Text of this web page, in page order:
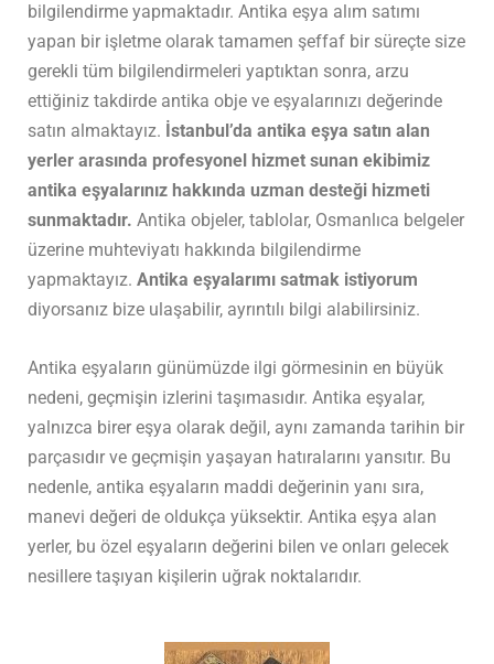
bilgilendirme yapmaktadır. Antika eşya alım satımı
yapan bir işletme olarak tamamen şeffaf bir süreçte size
gerekli tüm bilgilendirmeleri yaptıktan sonra, arzu
ettiğiniz takdirde antika obje ve eşyalarınızı değerinde
satın almaktayız. İstanbul’da antika eşya satın alan
yerler arasında profesyonel hizmet sunan ekibimiz
antika eşyalarınız hakkında uzman desteği hizmeti
sunmaktadır. Antika objeler, tablolar, Osmanlıca belgeler
üzerine muhteviyatı hakkında bilgilendirme
yapmaktayız. Antika eşyalarımı satmak istiyorum
diyorsanız bize ulaşabilir, ayrıntılı bilgi alabilirsiniz.
Antika eşyaların günümüzde ilgi görmesinin en büyük
nedeni, geçmişin izlerini taşımasıdır. Antika eşyalar,
yalnızca birer eşya olarak değil, aynı zamanda tarihin bir
parçasıdır ve geçmişin yaşayan hatıralarını yansıtır. Bu
nedenle, antika eşyaların maddi değerinin yanı sıra,
manevi değeri de oldukça yüksektir. Antika eşya alan
yerler, bu özel eşyaların değerini bilen ve onları gelecek
nesillere taşıyan kişilerin uğrak noktalarıdır.